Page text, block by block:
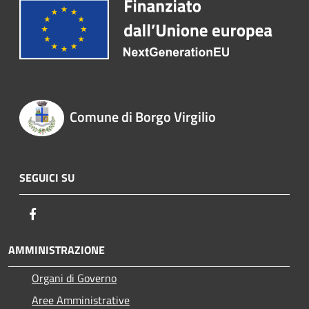
Comune di Borgo Virgilio
SEGUICI SU
AMMINISTRAZIONE
Organi di Governo
Aree Amministrative